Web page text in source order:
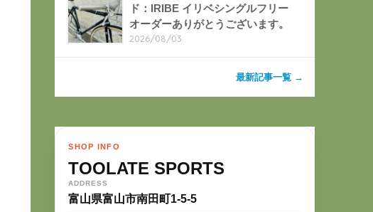
ド：IRIBE イリベシングルフリー
オーダーありがとうございます。
2026/08/03
最新記事一覧 →
SHOP INFO
TOOLATE SPORTS
ADDRESS
富山県富山市南田町1-5-5